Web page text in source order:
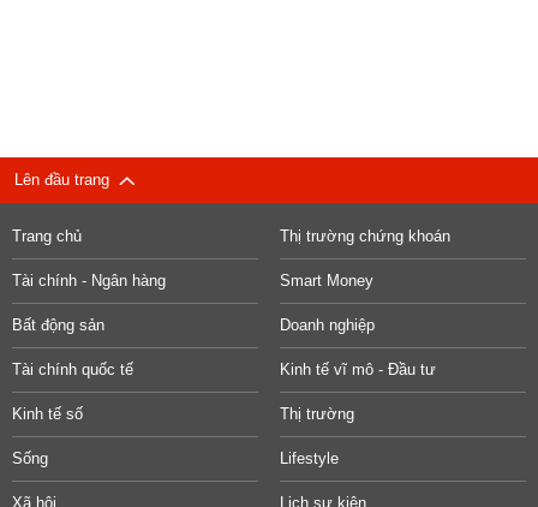
Lên đầu trang
Trang chủ Thị trường chứng khoán
Tài chính - Ngân hàng Smart Money
Bất động sản Doanh nghiệp
Tài chính quốc tế Kinh tế vĩ mô - Đầu tư
Kinh tế số Thị trường
Sống Lifestyle
Xã hội Lịch sự kiện